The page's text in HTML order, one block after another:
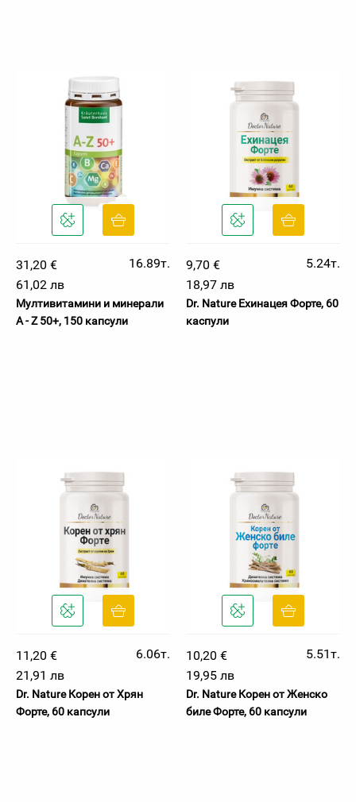
31,20 €
16.89т.
61,02 лв
Мултивитамини и минерали
A - Z 50+, 150 капсули
9,70 €
5.24т.
18,97 лв
Dr. Nature Ехинацея Форте, 60
каспули
11,20 €
6.06т.
21,91 лв
Dr. Nature Корен от Хрян
Форте, 60 капсули
10,20 €
5.51т.
19,95 лв
Dr. Nature Корен от Женско
биле Форте, 60 капсули